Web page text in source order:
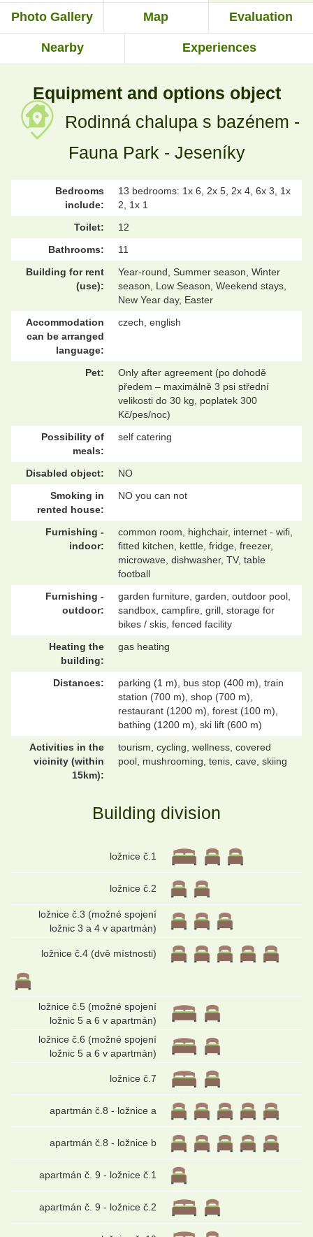
Photo Gallery Map Evaluation
Nearby Experiences
Equipment and options object
Rodinná chalupa s bazénem -
Fauna Park - Jeseníky
Bedrooms
include:
13 bedrooms: 1x 6, 2x 5, 2x 4, 6x 3, 1x
2, 1x 1
Toilet:
12
Bathrooms:
11
Building for rent
(use):
Year-round, Summer season, Winter
season, Low Season, Weekend stays,
New Year day, Easter
Accommodation
can be arranged
language:
czech, english
Pet:
Only after agreement (po dohodě
předem – maximálně 3 psi střední
velikosti do 30 kg, poplatek 300
Kč/pes/noc)
Possibility of
meals:
self catering
Disabled object:
NO
Smoking in
rented house:
NO you can not
Furnishing -
indoor:
common room, highchair, internet - wifi,
fitted kitchen, kettle, fridge, freezer,
microwave, dishwasher, TV, table
football
Furnishing -
outdoor:
garden furniture, garden, outdoor pool,
sandbox, campfire, grill, storage for
bikes / skis, fenced facility
Heating the
building:
gas heating
Distances:
parking (1 m), bus stop (400 m), train
station (700 m), shop (700 m),
restaurant (1200 m), forest (100 m),
bathing (1200 m), ski lift (600 m)
Activities in the
vicinity (within
15km):
tourism, cycling, wellness, covered
pool, mushrooming, tenis, cave, skiing
Building division
ložnice č.1
ložnice č.2
ložnice č.3 (možné spojení
ložnic 3 a 4 v apartmán)
ložnice č.4 (dvě místnosti)
ložnice č.5 (možné spojení
ložnic 5 a 6 v apartmán)
ložnice č.6 (možné spojení
ložnic 5 a 6 v apartmán)
ložnice č.7
apartmán č.8 - ložnice a
apartmán č.8 - ložnice b
apartmán č. 9 - ložnice č.1
apartmán č. 9 - ložnice č.2